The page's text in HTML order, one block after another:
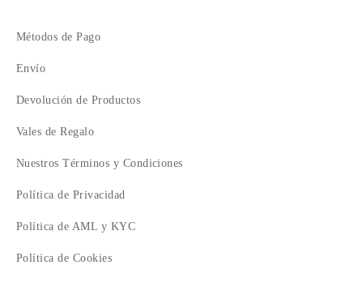
14
16
Métodos de Pago
Envío
Devolución de Productos
Vales de Regalo
Nuestros Términos y Condiciones
Política de Privacidad
Política de AML y KYC
Política de Cookies